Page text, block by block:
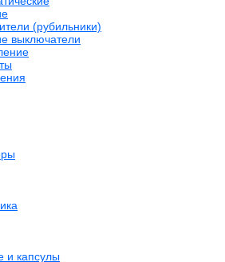
(рубильники)
выключатели
и капсулы